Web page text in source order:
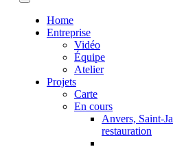
Toggle navigation
Home
Entreprise
Vidéo
Équipe
Atelier
Projets
Carte
En cours
Anvers, Saint-
restauration